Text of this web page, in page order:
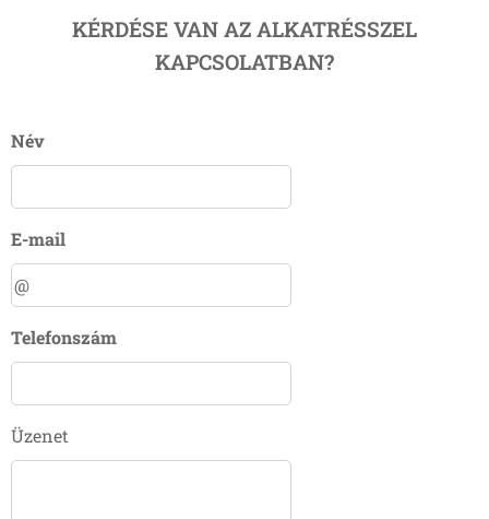
KÉRDÉSE VAN AZ ALKATRÉSSZEL
KAPCSOLATBAN?
Név
E-mail
Telefonszám
Üzenet